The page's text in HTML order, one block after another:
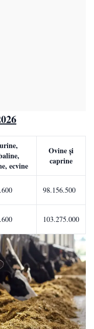
ecvine
Ovine și
caprine
98.156.500
103.275.000